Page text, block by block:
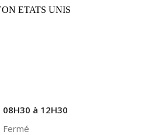
08H30 à 12H30
Fermé